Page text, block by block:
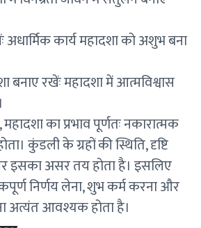
अधार्मिक कार्य महादशा को अशुभ बना
रखेंः महादशा में आत्मविश्वास
का प्रभाव पूर्णतः नकारात्मक
कुंडली के ग्रहों की स्थिति, दृष्टि
इसका असर तय होता है। इसलिए
निर्णय लेना, शुभ कर्म करना और
अत्यंत आवश्यक होता है।